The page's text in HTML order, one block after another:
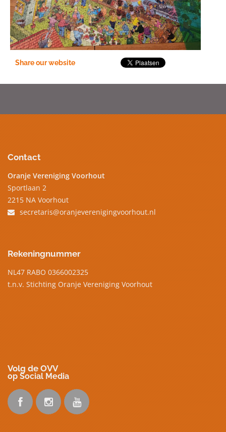
Share our website
Contact
Oranje Vereniging Voorhout
Sportlaan 2
2215 NA Voorhout
secretaris@oranjeverenigingvoorhout.nl
Rekeningnummer
NL47 RABO 0366002325
t.n.v. Stichting Oranje Vereniging Voorhout
Volg de OVV
op Social Media